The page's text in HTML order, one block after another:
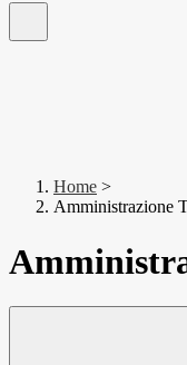
Home >
Amministrazione